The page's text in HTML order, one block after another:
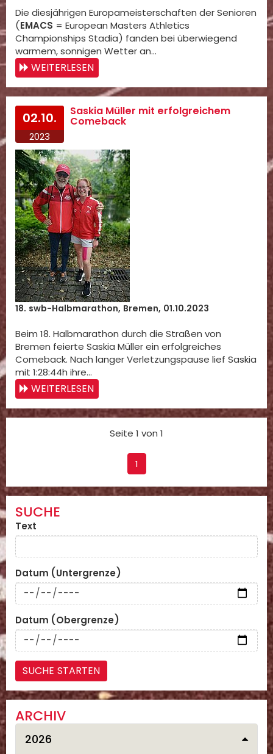
Die diesjährigen Europameisterschaften der Senioren
(EMACS = European Masters Athletics
Championships Stadia) fanden bei überwiegend
warmem, sonnigen Wetter an…
WEITERLESEN
02.10.
2023
Saskia Müller mit erfolgreichem
Comeback
18. swb-Halbmarathon, Bremen, 01.10.2023
Beim 18. Halbmarathon durch die Straßen von
Bremen feierte Saskia Müller ein erfolgreiches
Comeback. Nach langer Verletzungspause lief Saskia
mit 1:28:44h ihre…
WEITERLESEN
Seite 1 von 1
1
SUCHE
Text
Datum (Untergrenze)
Datum (Obergrenze)
ARCHIV
2026